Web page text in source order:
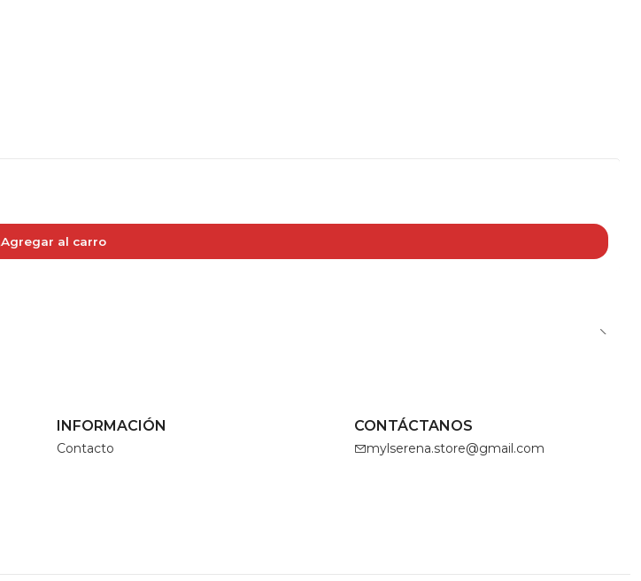
Agregar al carro
INFORMACIÓN
Contacto
CONTÁCTANOS
mylserena.store@gmail.com